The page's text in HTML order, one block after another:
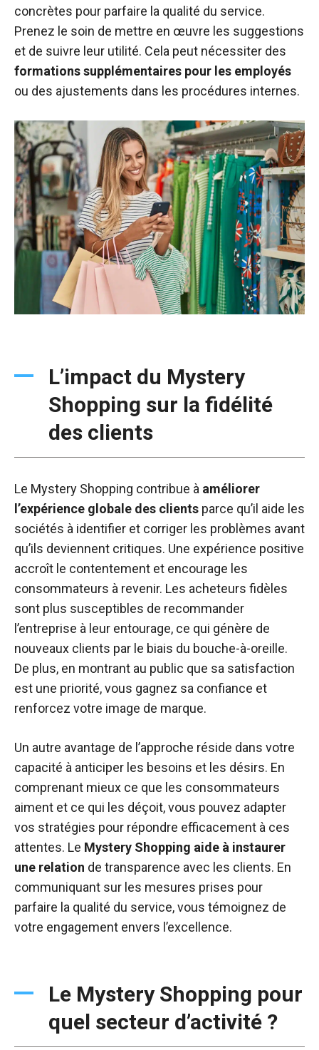
concrètes pour parfaire la qualité du service.
Prenez le soin de mettre en œuvre les suggestions
et de suivre leur utilité. Cela peut nécessiter des
formations supplémentaires pour les employés
ou des ajustements dans les procédures internes.
L’impact du Mystery
Shopping sur la fidélité
des clients
Le Mystery Shopping contribue à améliorer
l’expérience globale des clients parce qu’il aide les
sociétés à identifier et corriger les problèmes avant
qu’ils deviennent critiques. Une expérience positive
accroît le contentement et encourage les
consommateurs à revenir. Les acheteurs fidèles
sont plus susceptibles de recommander
l’entreprise à leur entourage, ce qui génère de
nouveaux clients par le biais du bouche-à-oreille.
De plus, en montrant au public que sa satisfaction
est une priorité, vous gagnez sa confiance et
renforcez votre image de marque.
Un autre avantage de l’approche réside dans votre
capacité à anticiper les besoins et les désirs. En
comprenant mieux ce que les consommateurs
aiment et ce qui les déçoit, vous pouvez adapter
vos stratégies pour répondre efficacement à ces
attentes. Le Mystery Shopping aide à instaurer
une relation de transparence avec les clients. En
communiquant sur les mesures prises pour
parfaire la qualité du service, vous témoignez de
votre engagement envers l’excellence.
Le Mystery Shopping pour
quel secteur d’activité ?